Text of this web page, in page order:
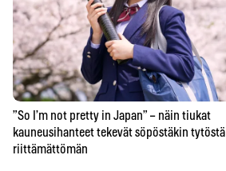
”So I’m not pretty in Japan” – näin tiukat
kauneusihanteet tekevät söpöstäkin tytöstä
riittämättömän